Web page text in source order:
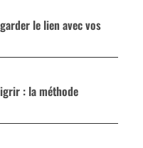
le lien avec vos
: la méthode